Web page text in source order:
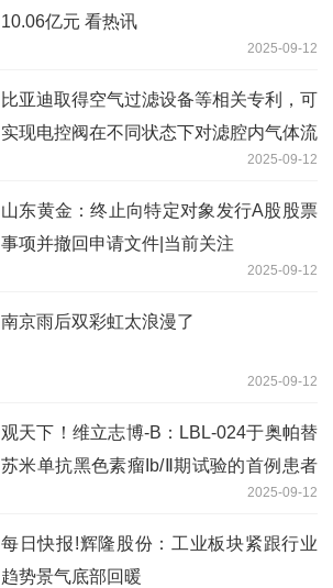
10.06亿元 看热讯
2025-09-12
比亚迪取得空气过滤设备等相关专利，可
实现电控阀在不同状态下对滤腔内气体流
2025-09-12
山东黄金：终止向特定对象发行A股股票
事项并撤回申请文件|当前关注
2025-09-12
南京雨后双彩虹太浪漫了
2025-09-12
观天下！维立志博-B：LBL-024于奥帕替
苏米单抗黑色素瘤Ib/Ⅱ期试验的首例患者
2025-09-12
每日快报!辉隆股份：工业板块紧跟行业
趋势景气底部回暖